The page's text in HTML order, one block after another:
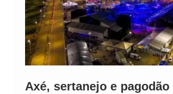
Axé, sertanejo e pagodão